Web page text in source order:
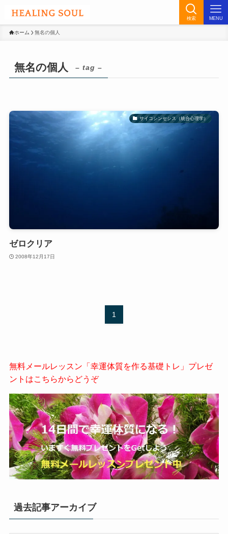
検索 MENU
ホーム 無名の個人
無名の個人 – tag –
サイコシンセシス（統合心理学）
ゼロクリア
2008年12月17日
1
無料メールレッスン「幸運体質を作る基礎トレ」プレゼ
ントはこちらからどうぞ
過去記事アーカイブ